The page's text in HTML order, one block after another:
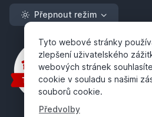
Přepnout režim
Tyto webové stránky
zlepšení uživatelského
webových stránek
cookie v souladu s našimi
souborů cookie.
Předvolby